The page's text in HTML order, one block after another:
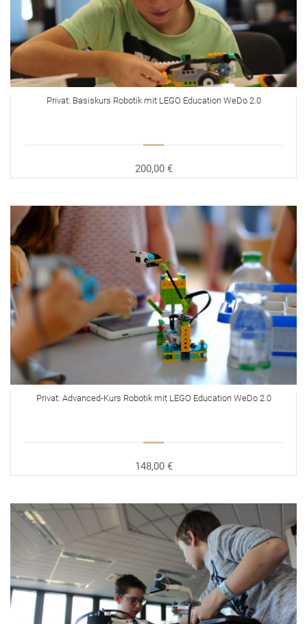
Privat: Basiskurs Robotik mit LEGO Education WeDo 2.0
200,00 €
Privat: Advanced-Kurs Robotik mit LEGO Education WeDo 2.0
148,00 €